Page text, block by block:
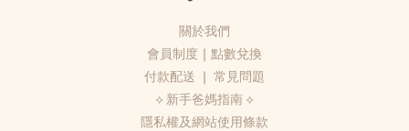
關於我們
會員制度 ｜ 點數兌換
付款配送 ｜ 常見問題
⟡ 新手爸媽指南 ⟡
隱私權及網站使用條款